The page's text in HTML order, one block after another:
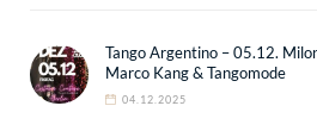
Tango Argentino – 05.12.
Marco Kang & Tangomode
04.12.2025